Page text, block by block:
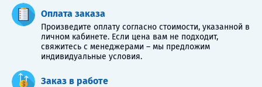
Оплата заказа
Произведите оплату согласно стоимости, указанной в
личном кабинете. Если цена вам не подходит,
свяжитесь с менеджерами – мы предложим
индивидуальные условия.
Заказ в работе